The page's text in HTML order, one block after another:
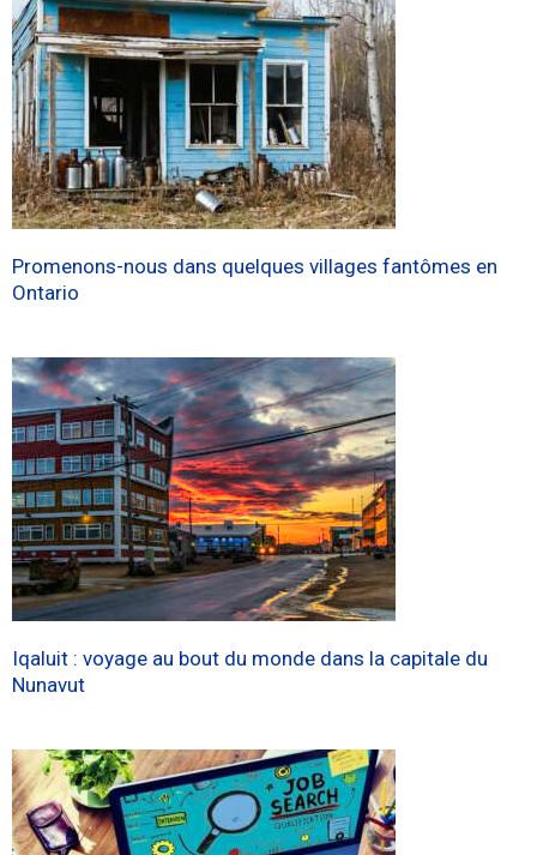
Promenons-nous dans quelques villages fantômes en
Ontario
Iqaluit : voyage au bout du monde dans la capitale du
Nunavut